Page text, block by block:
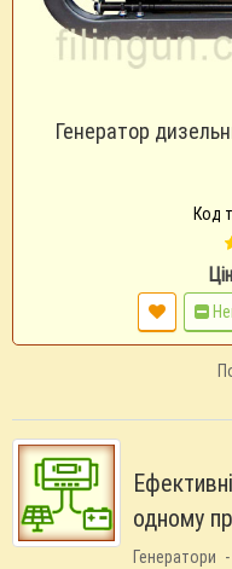
Генератор
Код
одному
Генератори